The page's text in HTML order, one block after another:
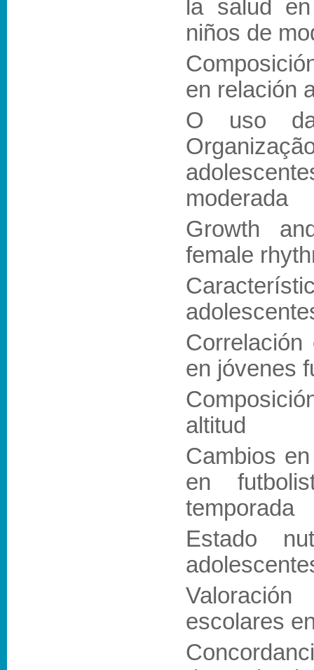
la salud
niños de
en relación
O uso
moderada
Growth
female
en jóvenes
altitud
Cambios
en
temporada
Estado
escolares